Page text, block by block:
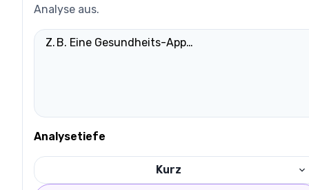
Analyse aus.
Analysetiefe
Kurz